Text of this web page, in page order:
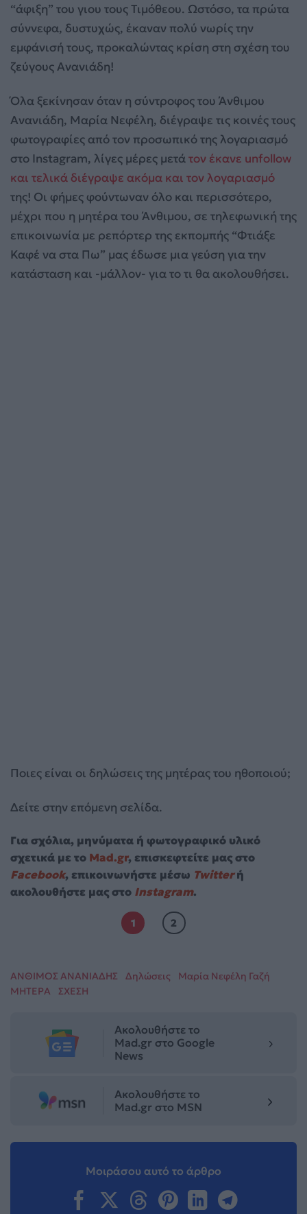
“άφιξη” του γιου τους Τιμόθεου. Ωστόσο, τα πρώτα
σύννεφα, δυστυχώς, έκαναν πολύ νωρίς την
εμφάνισή τους, προκαλώντας κρίση στη σχέση του
ζεύγους Ανανιάδη!
Όλα ξεκίνησαν όταν η σύντροφος του Άνθιμου
Ανανιάδη, Μαρία Νεφέλη, διέγραψε τις κοινές τους
φωτογραφίες από τον προσωπικό της λογαριασμό
στο Instagram, λίγες μέρες μετάτον έκανε unfollow
και τελικά διέγραψε ακόμα και τον λογαριασμό
της! Οι φήμες φούντωναν όλο και περισσότερο,
μέχρι που η μητέρα του Άνθιμου, σε τηλεφωνική της
επικοινωνία με ρεπόρτερ της εκπομπής “Φτιάξε
Καφέ να στα Πω” μας έδωσε μια γεύση για την
κατάσταση και -μάλλον- για το τι θα ακολουθήσει.
Ποιες είναι οι δηλώσεις της μητέρας του ηθοποιού;
Δείτε στην επόμενη σελίδα.
Για σχόλια, μηνύματα ή φωτογραφικό υλικό
σχετικά με το Mad.gr, επισκεφτείτε μας στο
Facebook, επικοινωνήστε μέσω Twitterή
ακολουθήστε μας στο Instagram.
1 2
ΑΝΘΙΜΟΣ ΑΝΑΝΙΑΔΗΣ Δηλώσεις
Μαρία Νεφέλη Γαζή
ΜΗΤΕΡΑ
ΣΧΕΣΗ
Ακολουθήστε το
Mad.gr στο Google
News
Ακολουθήστε το
Mad.gr στο MSN
Μοιράσου αυτό το άρθρο